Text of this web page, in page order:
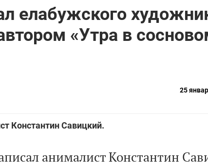
елабужского
«Утра в
25
Константин Савицкий.
анималист Константин